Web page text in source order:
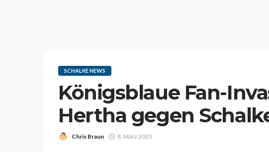
SCHALKE NEWS
Königsblaue Fan-
Hertha gegen
Chris Braun 8. März 2025